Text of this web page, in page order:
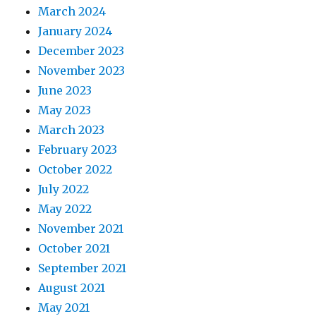
March 2024
January 2024
December 2023
November 2023
June 2023
May 2023
March 2023
February 2023
October 2022
July 2022
May 2022
November 2021
October 2021
September 2021
August 2021
May 2021